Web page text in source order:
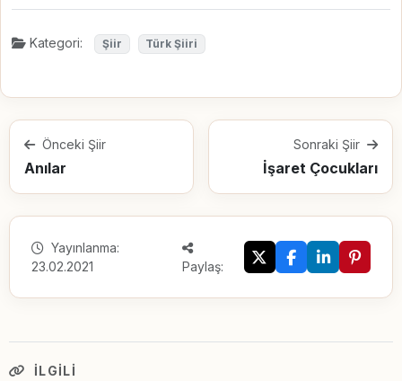
Kategori: Şiir Türk Şiiri
Önceki Şiir
Anılar
Sonraki Şiir
İşaret Çocukları
Yayınlanma:
23.02.2021
Paylaş:
İLGILI